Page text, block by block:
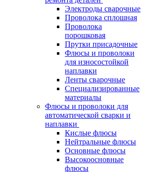
Электроды сварочные
Проволока сплошная
Проволока
порошковая
Прутки присадочные
Флюсы и проволоки
для износостойкой
наплавки
Ленты сварочные
Специализированные
материалы
Флюсы и проволоки для
автоматической сварки и
наплавки
Кислые флюсы
Нейтральные флюсы
Основные флюсы
Высокоосновные
флюсы